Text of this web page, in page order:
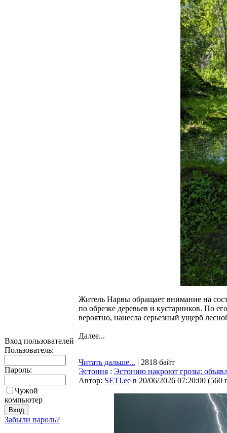
Вход пользователей
Пользователь:
Пароль:
Чужой
компьютер
Забыли пароль?
Житель Нарвы обращает внимание на
по обрезке деревьев и кустарников. По
вероятно, нанесла серьезный ущерб
Далее...
Читать дальше... | 2818 байт
Эстония : Эстонию накроют грозы:
Автор: SETI.ee в 20/06/2026 07:20:00 (560